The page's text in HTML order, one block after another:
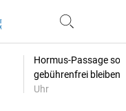
Hormus-Passage
gebührenfrei bleiben
Uhr